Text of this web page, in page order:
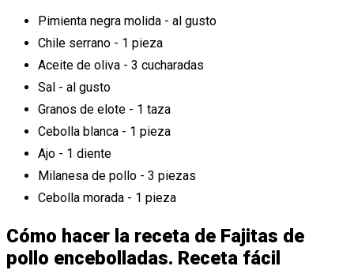
Pimienta negra molida - al gusto
Chile serrano - 1 pieza
Aceite de oliva - 3 cucharadas
Sal - al gusto
Granos de elote - 1 taza
Cebolla blanca - 1 pieza
Ajo - 1 diente
Milanesa de pollo - 3 piezas
Cebolla morada - 1 pieza
Cómo hacer la receta de Fajitas de
pollo encebolladas. Receta fácil